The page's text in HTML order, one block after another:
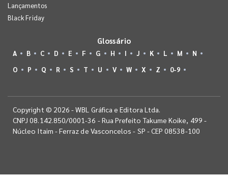
Lançamentos
Black Friday
Glossário
A B C D E F G H I J K L M
N
O
P Q R S T U V W X Z 0-9
Copyright © 2026 - WBL Gráfica e Editora Ltda.
CNPJ 08.142.850/0001-36 - Rua Prefeito Takume Koike, 499 -
Núcleo Itaim - Ferraz de Vasconcelos - SP - CEP 08538-100